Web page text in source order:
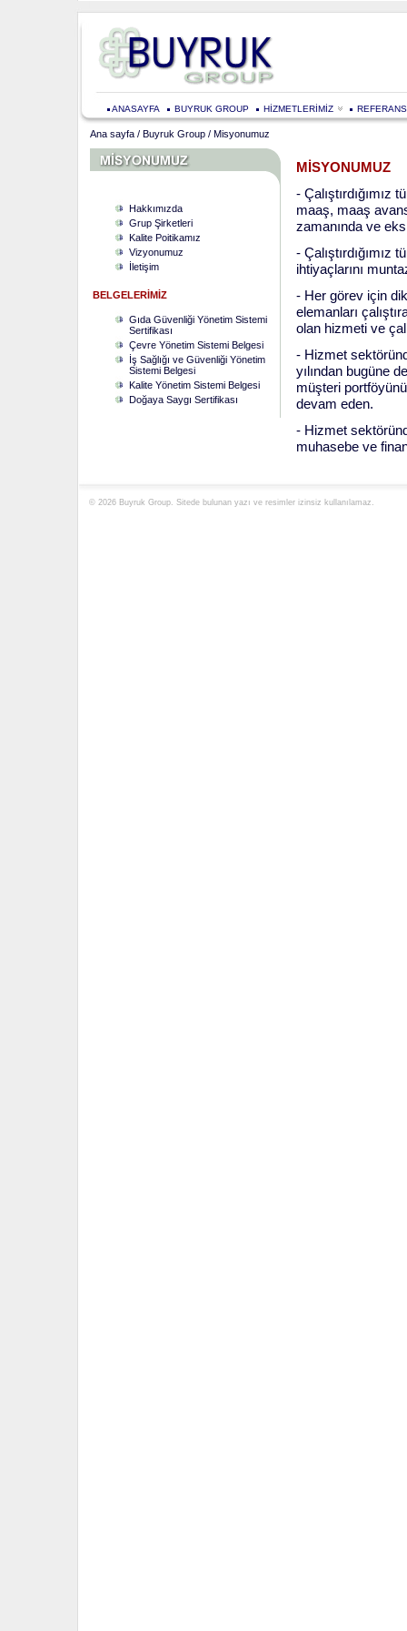
ANASAYFA BUYRUK GROUP HİZMETLERİMİZ
Ana sayfa / Buyruk Group / Misyonumuz
Hakkımızda
Grup Şirketleri
Kalite Poitikamız
Vizyonumuz
İletişim
BELGELERİMİZ
Gıda Güvenliği Yönetim Sistemi
Sertifikası
Çevre Yönetim Sistemi Belgesi
İş Sağlığı ve Güvenliği Yönetim
Sistemi Belgesi
Kalite Yönetim Sistemi Belgesi
Doğaya Saygı Sertifikası
MİSYONUMUZ
-
maaş, maaş
zamanında ve
-
ihtiyaçlarını
- Her görev için
elemanları
olan hizmeti ve
- Hizmet
yılından bugüne
müşteri
devam eden.
- Hizmet
muhasebe ve
© 2026 Buyruk Group. Sitede bulunan yazı ve resimler izinsiz kullanılamaz.